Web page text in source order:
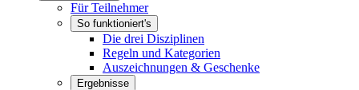
Für Teilnehmer
So funktioniert's
Die drei Disziplinen
Regeln und Kategorien
Auszeichnungen & Geschenke
Ergebnisse